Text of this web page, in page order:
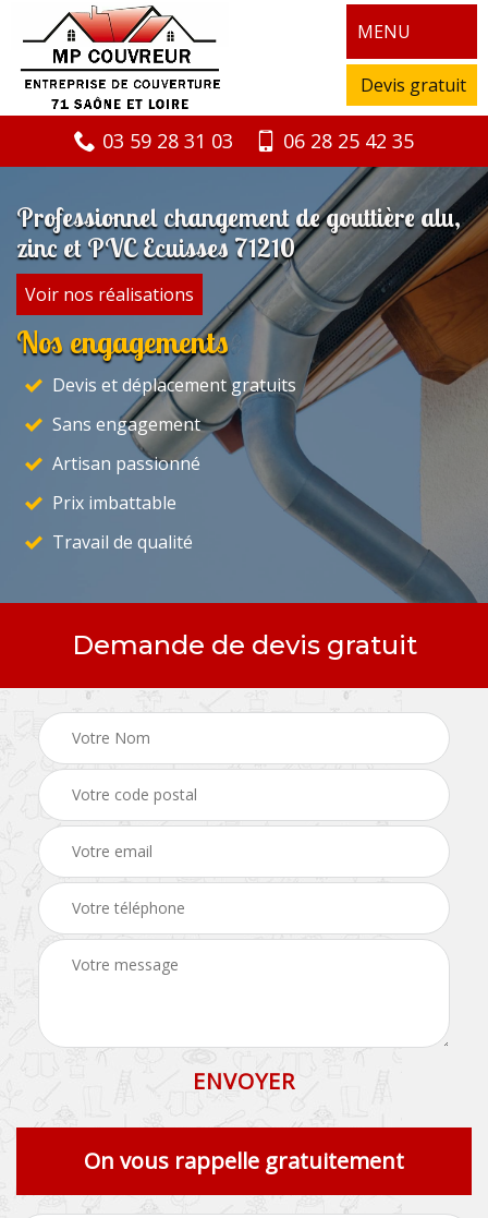
MENU
Devis gratuit
03 59 28 31 03 06 28 25 42 35
Professionnel changement de gouttière alu,
zinc et PVC Ecuisses 71210
Voir nos réalisations
Nos engagements
Devis et déplacement gratuits
Sans engagement
Artisan passionné
Prix imbattable
Travail de qualité
Demande de devis gratuit
On vous rappelle gratuitement